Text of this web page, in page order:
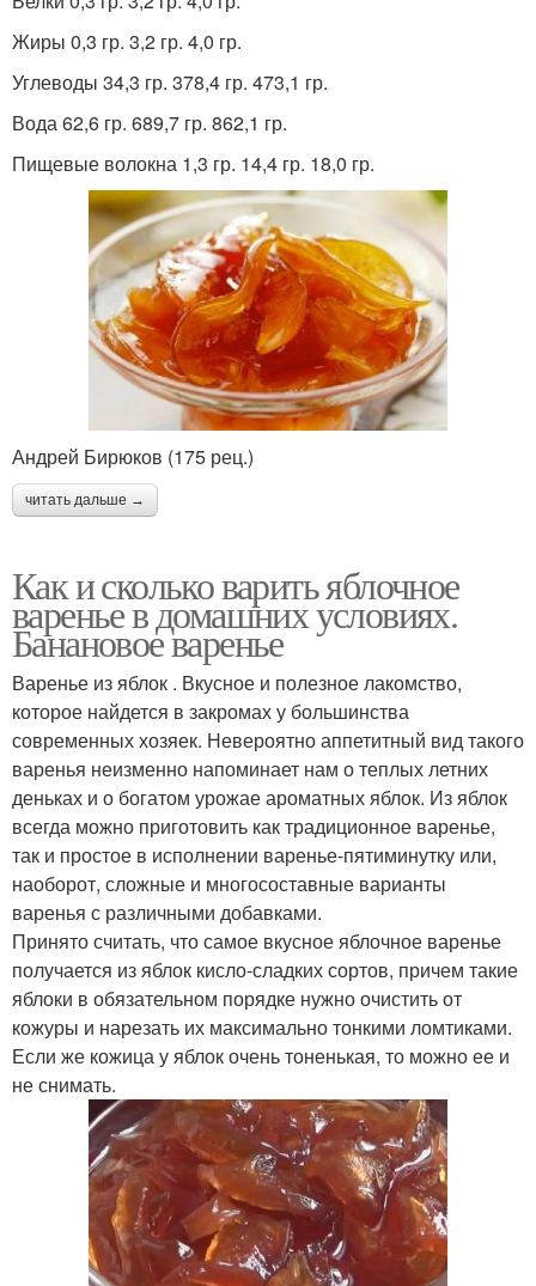
Жиры 0,3 гр. 3,2 гр. 4,0 гр.
Углеводы 34,3 гр. 378,4 гр. 473,1 гр.
Вода 62,6 гр. 689,7 гр. 862,1 гр.
Пищевые волокна 1,3 гр. 14,4 гр. 18,0 гр.
Андрей Бирюков (175 рец.)
читать дальше →
Как и сколько варить яблочное
варенье в домашних условиях.
Банановое варенье
Варенье из яблок . Вкусное и полезное лакомство,
которое найдется в закромах у большинства
современных хозяек. Невероятно аппетитный вид такого
варенья неизменно напоминает нам о теплых летних
деньках и о богатом урожае ароматных яблок. Из яблок
всегда можно приготовить как традиционное варенье,
так и простое в исполнении варенье-пятиминутку или,
наоборот, сложные и многосоставные варианты
варенья с различными добавками.
Принято считать, что самое вкусное яблочное варенье
получается из яблок кисло-сладких сортов, причем такие
яблоки в обязательном порядке нужно очистить от
кожуры и нарезать их максимально тонкими ломтиками.
Если же кожица у яблок очень тоненькая, то можно ее и
не снимать.